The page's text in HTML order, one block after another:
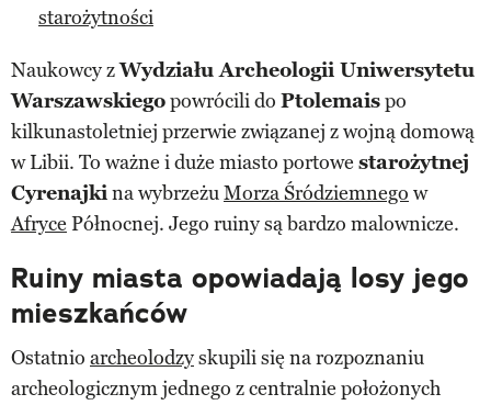
starożytności
Naukowcy zWydziału Archeologii Uniwersytetu
Warszawskiegopowrócili do Ptolemaispo
kilkunastoletniej przerwie związanej z wojną domową
w Libii. To ważne i duże miasto portowe starożytnej
Cyrenajkina wybrzeżuMorza Śródziemnego w
Afryce Północnej. Jego ruiny są bardzo malownicze.
Ruiny miasta opowiadają losy jego
mieszkańców
Ostatnio archeolodzyskupili się na rozpoznaniu
archeologicznym jednego z centralnie położonych